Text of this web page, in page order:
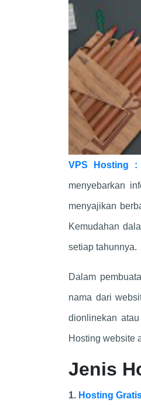
VPS Hosting :
menyebarkan
menyajikan
Kemudahan
setiap tahunnya.
Dalam
nama dari
dionlinekan
Hosting website
Jenis
1. Hosting